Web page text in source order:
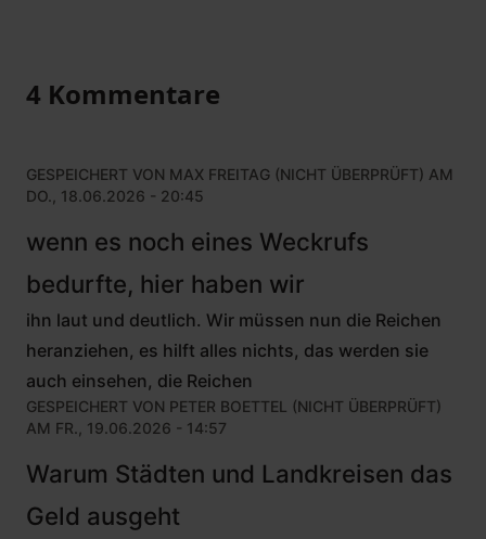
4 Kommentare
GESPEICHERT VON MAX FREITAG (NICHT ÜBERPRÜFT) AM
DO., 18.06.2026 - 20:45
wenn es noch eines Weckrufs
bedurfte, hier haben wir
ihn laut und deutlich. Wir müssen nun die Reichen
heranziehen, es hilft alles nichts, das werden sie
auch einsehen, die Reichen
GESPEICHERT VON PETER BOETTEL (NICHT ÜBERPRÜFT)
AM FR., 19.06.2026 - 14:57
Warum Städten und Landkreisen das
Geld ausgeht